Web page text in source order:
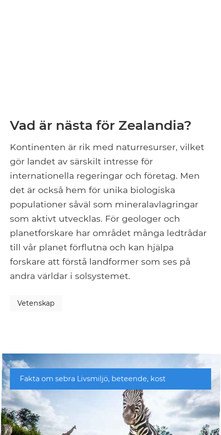
Vad är nästa för Zealandia?
Kontinenten är rik med naturresurser, vilket
gör landet av särskilt intresse för
internationella regeringar och företag. Men
det är också hem för unika biologiska
populationer såväl som mineralavlagringar
som aktivt utvecklas. För geologer och
planetforskare har området många ledtrådar
till vår planet förflutna och kan hjälpa
forskare att förstå landformer som ses på
andra världar i solsystemet.
Vetenskap
Fakta om sebra Livsmiljö, beteende, kost